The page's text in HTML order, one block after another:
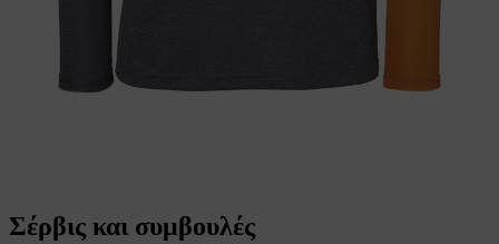
Σέρβις και συμβουλές